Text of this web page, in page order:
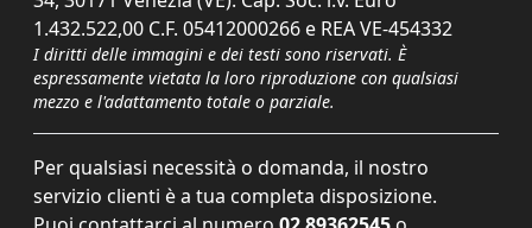
1.432.522,00 C.F. 05412000266 e REA VE-454332
I diritti delle immagini e dei testi sono riservati. È
espressamente vietata la loro riproduzione con qualsiasi
mezzo e l'adattamento totale o parziale.
Per qualsiasi necessità o domanda, il nostro
servizio clienti è a tua completa disposizione.